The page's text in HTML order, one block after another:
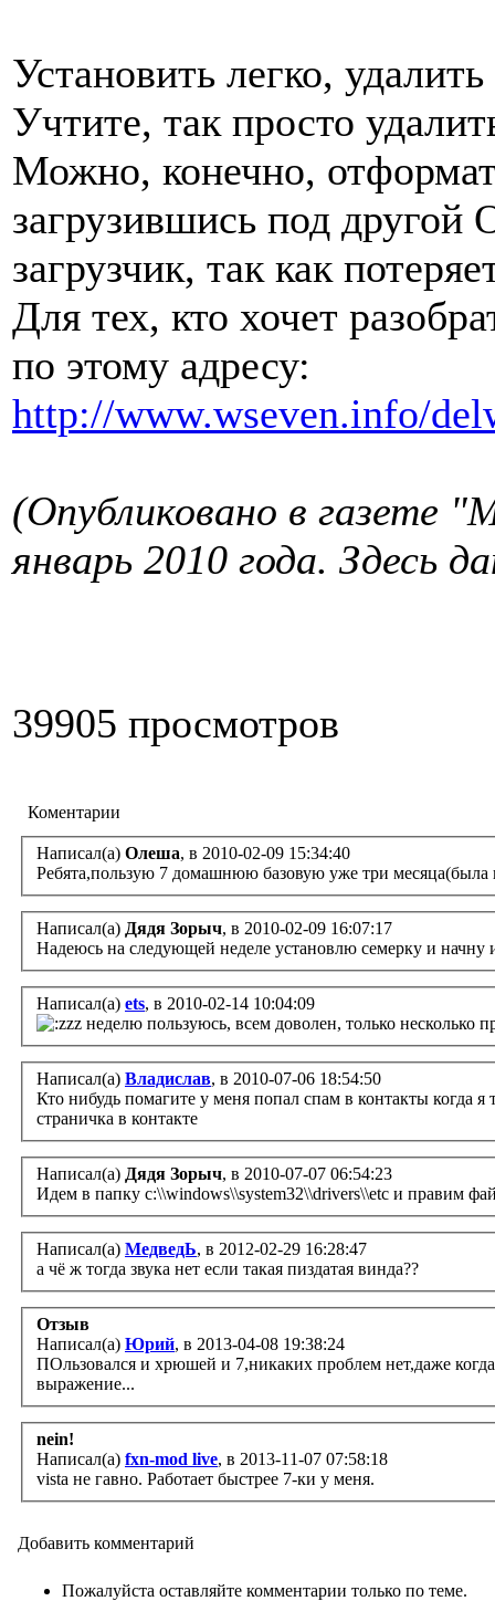
Установить легко,
Учтите, так просто
Можно, конечно,
загрузившись под
загрузчик, так как
Для тех, кто хочет
по этому адресу:
http://www.wseven.info/
(Опубликовано в газете
январь 2010 года. Здесь
39905 просмотров
Коментарии
Написал(а) Олеша, в 2010-02-09 15:34:40
Ребята,пользую 7 домашнюю базовую уже три месяца(была
Написал(а) Дядя Зорыч, в 2010-02-09 16:07:17
Надеюсь на следующей неделе установлю семерку и начну
Написал(а) ets, в 2010-02-14 10:04:09
неделю пользуюсь, всем доволен, только несколько
Написал(а) Владислав, в 2010-07-06 18:54:50
Кто нибудь помагите у меня попал спам в контакты когда
страничка в контакте
Написал(а) Дядя Зорыч, в 2010-07-07 06:54:23
Идем в папку c:\\windows\\system32\\drivers\\etc и правим
Написал(а) МедведЬ, в 2012-02-29 16:28:47
а чё ж тогда звука нет если такая пиздатая винда??
Отзыв
Написал(а) Юрий, в 2013-04-08 19:38:24
ПОльзовался и хрюшей и 7,никаких проблем нет,даже
выражение...
nein!
Написал(а) fxn-mod live, в 2013-11-07 07:58:18
vista не гавно. Работает быстрее 7-ки у меня.
Добавить комментарий
Пожалуйста оставляйте комментарии только по теме.